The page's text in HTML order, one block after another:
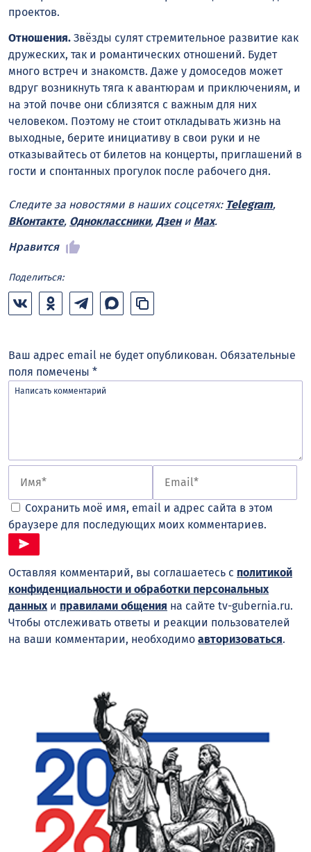
проектов.
Отношения. Звёзды сулят стремительное развитие как
дружеских, так и романтических отношений. Будет
много встреч и знакомств. Даже у домоседов может
вдруг возникнуть тяга к авантюрам и приключениям, и
на этой почве они сблизятся с важным для них
человеком. Поэтому не стоит откладывать жизнь на
выходные, берите инициативу в свои руки и не
отказывайтесь от билетов на концерты, приглашений в
гости и спонтанных прогулок после рабочего дня.
Следите за новостями в наших соцсетях: Telegram,
ВКонтакте, Одноклассники, Дзени Max.
Нравится
Поделиться:
Ваш адрес email не будет опубликован. Обязательные
поля помечены *
Сохранить моё имя, email и адрес сайта в этом
браузере для последующих моих комментариев.
Оставляя комментарий, вы соглашаетесь с политикой
конфиденциальности и обработки персональных
данных и правилами общения на сайте tv-gubernia.ru.
Чтобы отслеживать ответы и реакции пользователей
на ваши комментарии, необходимо авторизоваться.